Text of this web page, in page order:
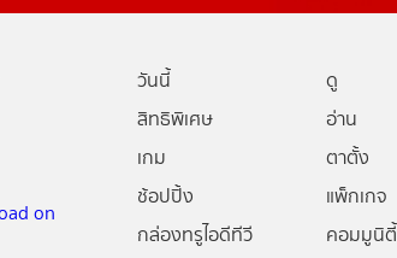
วันนี้
ดู
สิทธิพิเศษ
อ่าน
เกม
ตาตั้ง
ช้อปปิ้ง
แพ็กเกจ
กล่องทรูไอดีทีวี
คอมมูนิตี้